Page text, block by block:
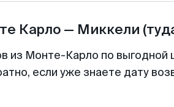
Карло— Миккели
из Монте-Карло по
если уже знаете дату